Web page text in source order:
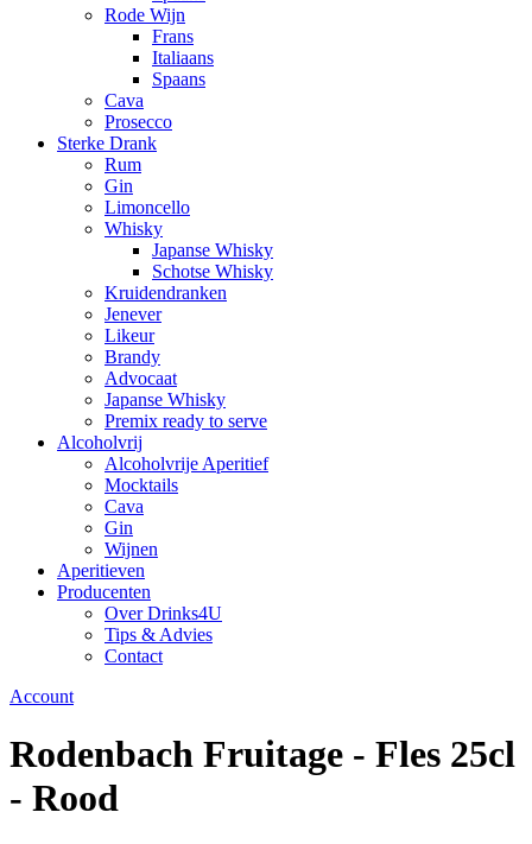
Rode Wijn
Frans
Italiaans
Spaans
Cava
Prosecco
Sterke Drank
Rum
Gin
Limoncello
Whisky
Japanse Whisky
Schotse Whisky
Kruidendranken
Jenever
Likeur
Brandy
Advocaat
Japanse Whisky
Premix ready to serve
Alcoholvrij
Alcoholvrije Aperitief
Mocktails
Cava
Gin
Wijnen
Aperitieven
Producenten
Over Drinks4U
Tips & Advies
Contact
Account
Rodenbach Fruitage - Fles 25cl
- Rood